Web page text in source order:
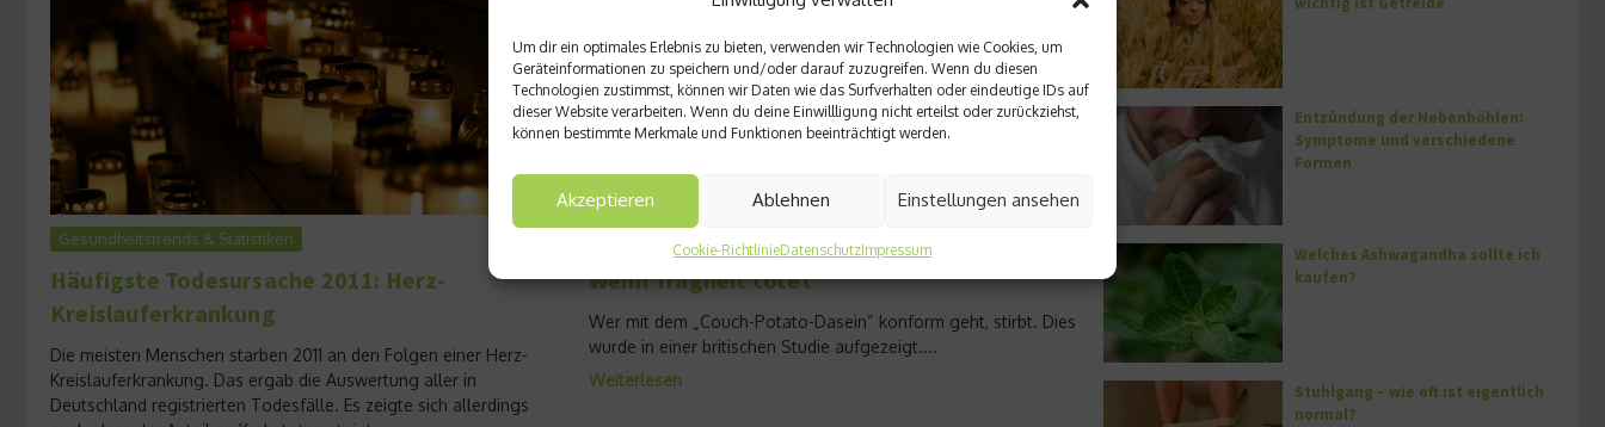
Um dir ein optimales Erlebnis zu bieten, verwenden wir Technologien wie Cookies, um
Geräteinformationen zu speichern und/oder darauf zuzugreifen. Wenn du diesen
Technologien zustimmst, können wir Daten wie das Surfverhalten oder eindeutige IDs auf
dieser Website verarbeiten. Wenn du deine Einwillligung nicht erteilst oder zurückziehst,
können bestimmte Merkmale und Funktionen beeinträchtigt werden.
Akzeptieren Ablehnen Einstellungen ansehen
Cookie-RichtlinieDatenschutzImpressum
Gesundheitstrends & Statistiken
Häufigste Todesursache 2011: Herz-
Kreislauferkrankung
Die meisten Menschen starben 2011 an den Folgen einer Herz-
Kreislauferkrankung. Das ergab die Auswertung aller in
Deutschland registrierten Todesfälle. Es zeigte sich allerdings
Wenn Trägheit tötet
Wer mit dem „Couch-Potato-Dasein“ konform geht, stirbt. Dies
wurde in einer britischen Studie aufgezeigt....
Weiterlesen
Entzündung der Nebenhöhlen:
Symptome und verschiedene
Formen
Welches Ashwagandha sollte ich
kaufen?
Stuhlgang – wie oft ist eigentlich
normal?